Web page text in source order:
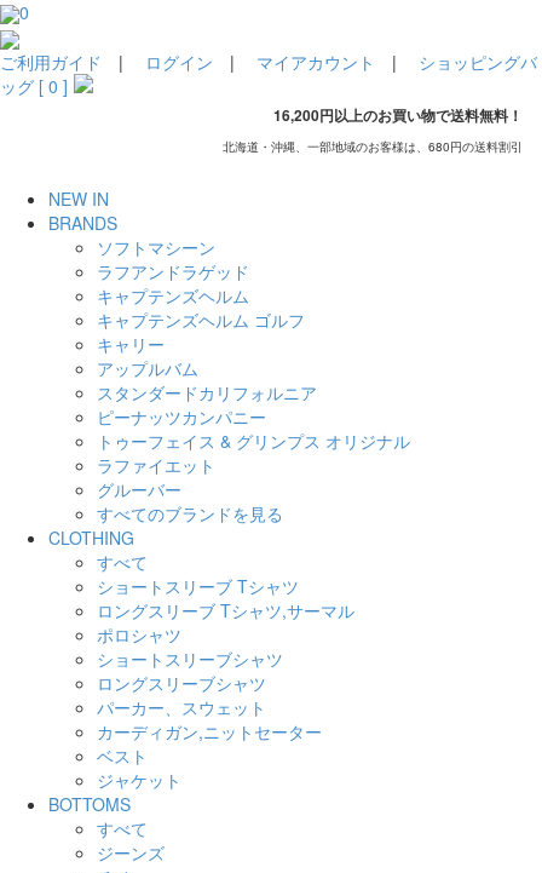
0
ご利用ガイド | ログイン | マイアカウント | ショッピングバ
ッグ [ 0 ]
16,200円以上のお買い物で送料無料！
北海道・沖縄、一部地域のお客様は、680円の送料割引
NEW IN
BRANDS
ソフトマシーン
ラフアンドラゲッド
キャプテンズヘルム
キャプテンズヘルム ゴルフ
キャリー
アップルバム
スタンダードカリフォルニア
ピーナッツカンパニー
トゥーフェイス & グリンプス オリジナル
ラファイエット
グルーバー
すべてのブランドを見る
CLOTHING
すべて
ショートスリーブ Tシャツ
ロングスリーブ Tシャツ,サーマル
ポロシャツ
ショートスリーブシャツ
ロングスリーブシャツ
パーカー、スウェット
カーディガン,ニットセーター
ベスト
ジャケット
BOTTOMS
すべて
ジーンズ